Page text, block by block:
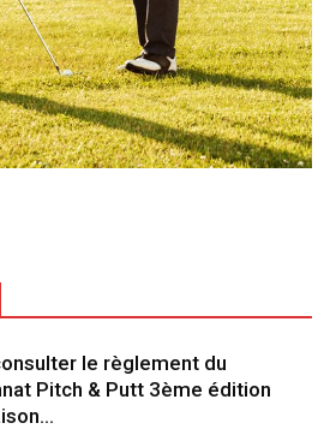
le règlement du
Pitch & Putt 3ème édition